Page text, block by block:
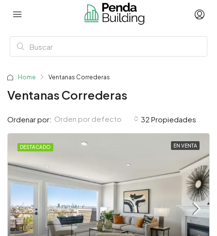
Home Ventanas Correderas
Ventanas Correderas
32 Propiedades
Ordenar por: Orden por defecto
DESTACADO EN VENTA